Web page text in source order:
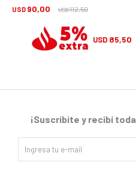
USD 90,00 USD112,50
USD 85,50
¡Suscribite y recibí